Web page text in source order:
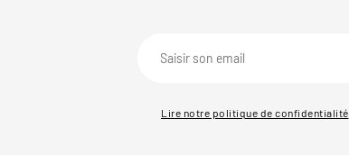
Lire notre politique de confidentialité